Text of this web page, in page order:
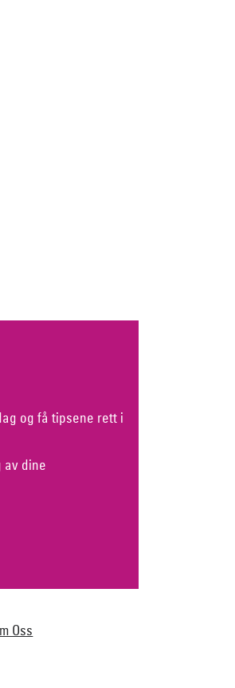
og få tipsene rett i
av dine
Oss